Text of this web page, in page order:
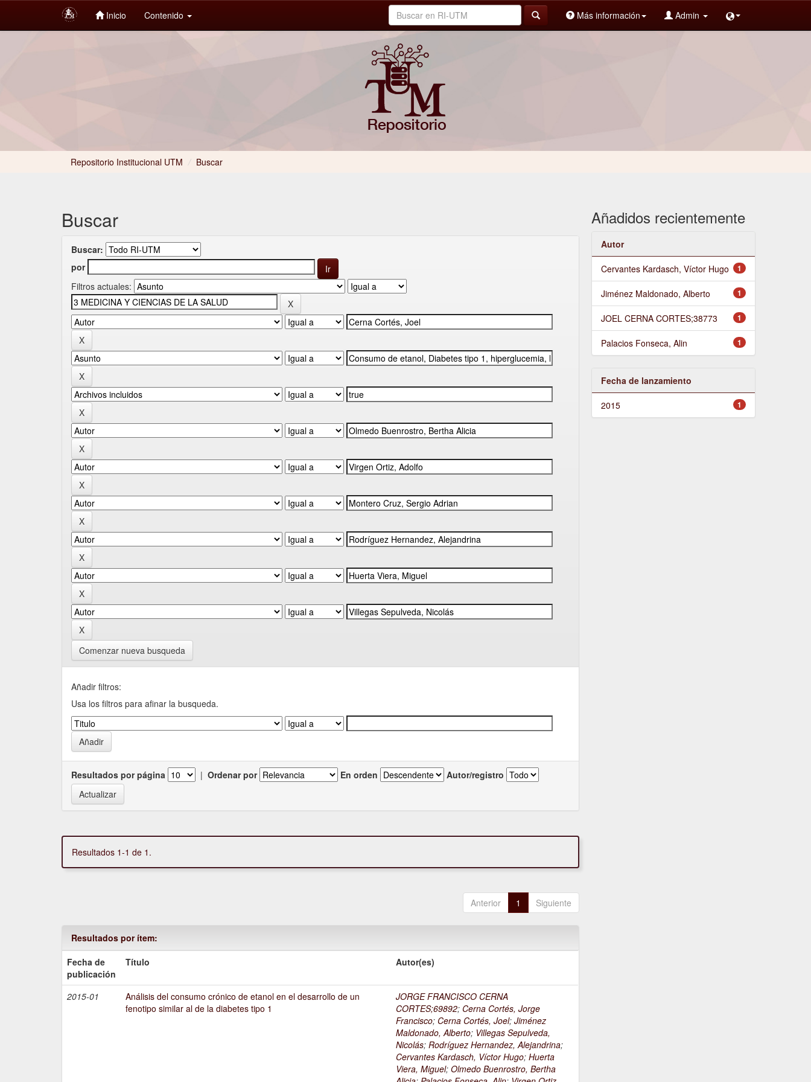
Inicio Contenido Más información Admin
Repositorio Institucional UTM / Buscar
Buscar
Buscar:
por
Filtros actuales:
Comenzar nueva busqueda
Añadir filtros:
Usa los filtros para afinar la busqueda.
Resultados por página | Ordenar por En orden Autor/registro
Resultados 1-1 de 1.
Anterior 1 Siguiente
Resultados por ítem:
Fecha de
publicación
Título Autor(es)
2015-01
Análisis del consumo crónico de etanol en el desarrollo de un
fenotipo similar al de la diabetes tipo 1
JORGE FRANCISCO CERNA
CORTES;69892; Cerna Cortés, Jorge
Francisco; Cerna Cortés, Joel;Jiménez
Maldonado, Alberto; Villegas Sepulveda,
Nicolás;Rodríguez Hernandez, Alejandrina;
Cervantes Kardasch, Víctor Hugo;Huerta
Viera, Miguel;Olmedo Buenrostro, Bertha
Añadidos recientemente
Autor
1
Cervantes Kardasch, Víctor Hugo
1
Jiménez Maldonado, Alberto
1
JOEL CERNA CORTES;38773
1
Palacios Fonseca, Alin
Fecha de lanzamiento
1
2015